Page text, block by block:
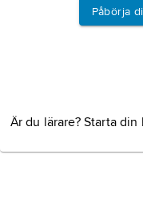
Påbörja
Är du lärare? Starta